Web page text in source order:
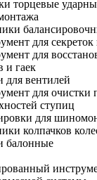
торцевые
для секреток
для
и гаек
для вентилей
для очистки
ступиц
для
колпачков
балонные